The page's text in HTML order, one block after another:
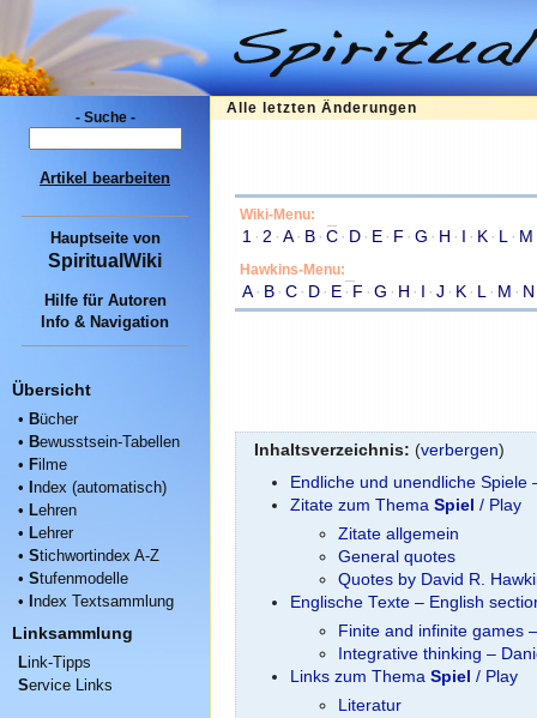
- Suche -
Artikel bearbeiten
Hauptseitevon
SpiritualWiki
Hilfe für Autoren
Info & Navigation
Übersicht
• Bücher
• Bewusstsein-Tabellen
• Filme
• ndex (automatisch)
• Lehren
• Lehrer
• Stichwortindex A-Z
• Stufenmodelle
• ndex Textsammlung
Linksammlung
Link-Tipps
Service Links
Alle letzten Änderungen
Wiki-Menu:
1 · 2 · A· B· C· D· E· F · G · H · I · K· L · M
Hawkins-Menu:
A· B· C· D· E· F · G · H · I · J · K· L · M · N
Inhaltsverzeichnis: (verbergen)
Endliche und unendliche Spiele
Zitate zum Thema Spiel / Play
Zitate allgemein
General quotes
Quotes by David R.
Englische Texte – English
Finite and infinite games
Integrative thinking –
Links zum Thema Spiel / Play
Literatur